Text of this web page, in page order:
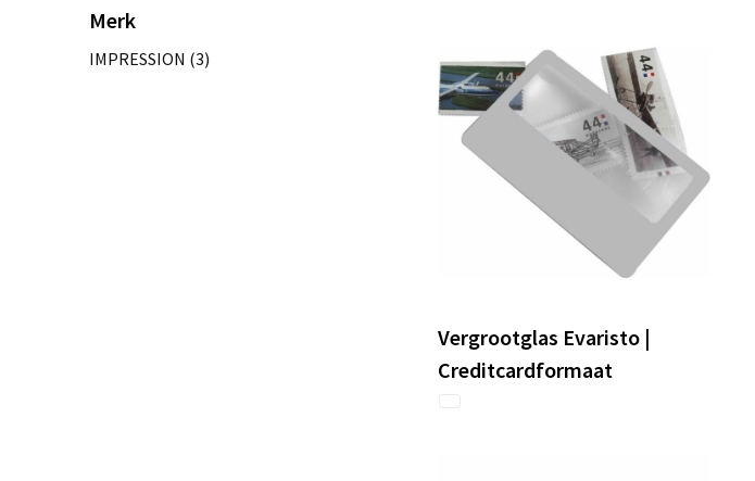
Merk
IMPRESSION (3)
Vergrootglas Evaristo |
Creditcardformaat